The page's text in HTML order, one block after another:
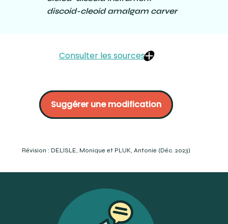
discoid-cleoid amalgam carver
Consulter les sources
Fundamentals of operative dentistry, A Contemporary
Approach, Fourth Edition, Quintessence Publishing Co
Inc., p. 169.
Id_Fiche=3288131
Gaëtan morin éditeur, 1991, p. 686-687
Edition, 2020, Elsevier, p.160.
Fehrenbach, M. (2020). « cleoid instrument; discoid
instrument ». Mosby’s Dental Dictionary, Fourth Edition.
Suggérer une modification
Révision : DELISLE, Monique et PLUK, Antonie (Déc. 2023)